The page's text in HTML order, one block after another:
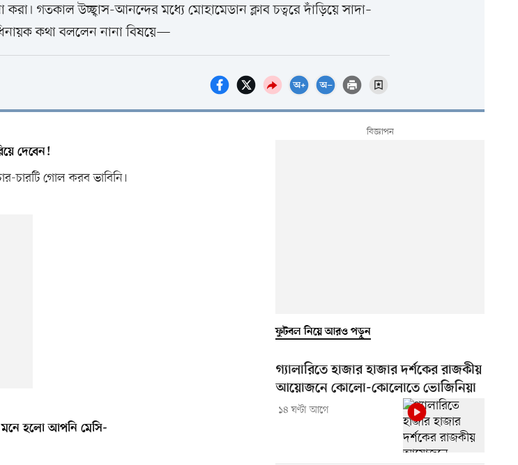
গতকাল উচ্ছ্বাস-আনন্দের মধ্যে মোহামেডান ক্লাব চত্বরে দাঁড়িয়ে সাদা–
কথা বললেন নানা বিষয়ে—
দেবেন!
চারটি গোল করব ভাবিনি।
মনে হলো আপনি মেসি-
ফুটবল নিয়ে আরও পড়ুন
গ্যালারিতে হাজার হাজার দর্শকের রাজকীয়
আয়োজনে কোলো-কোলোতে ভোজিনিয়া
১৪ ঘণ্টা আগে